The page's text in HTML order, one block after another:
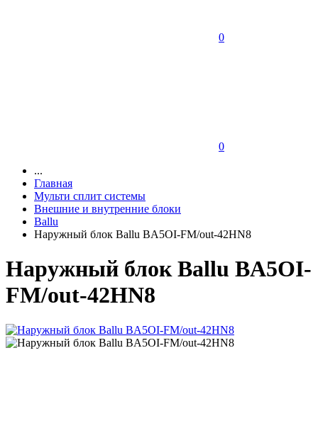
0
0
...
Главная
Мульти сплит системы
Внешние и внутренние блоки
Ballu
Наружный блок Ballu BA5OI-FM/out-42HN8
Наружный блок Ballu BA5OI-
FM/out-42HN8